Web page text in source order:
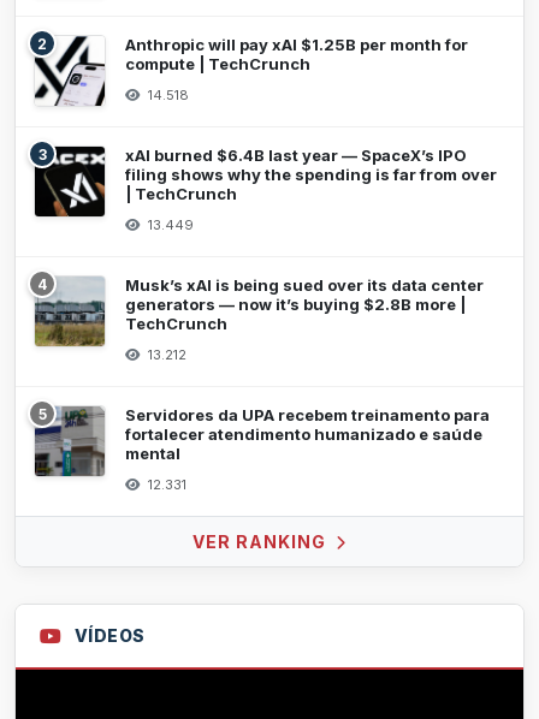
2
Anthropic will pay xAI $1.25B per month for
compute | TechCrunch
14.518
3
xAI burned $6.4B last year — SpaceX’s IPO
filing shows why the spending is far from over
| TechCrunch
13.449
4
Musk’s xAI is being sued over its data center
generators — now it’s buying $2.8B more |
TechCrunch
13.212
5
Servidores da UPA recebem treinamento para
fortalecer atendimento humanizado e saúde
mental
12.331
VER RANKING
VÍDEOS